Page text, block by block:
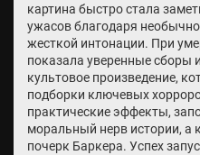
картина быстро стала
ужасов благодаря
жесткой интонации. При
показала уверенные сборы
культовое произведение,
подборки ключевых
практические эффекты,
моральный нерв истории, а
почерк Баркера. Успех